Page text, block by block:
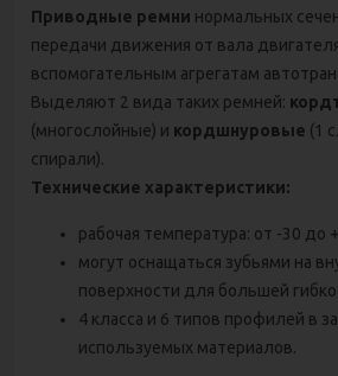
Приводные ремни нормальных
передачи движения от вала
вспомогательным агрегатам
Выделяют 2 вида таких ремней:
(многослойные) и кордшнуровые (1
спирали).
Технические характеристики:
рабочая температура: от -30 до
могут оснащаться зубьями на
поверхности для большей
4 класса и 6 типов профилей в
используемых материалов.